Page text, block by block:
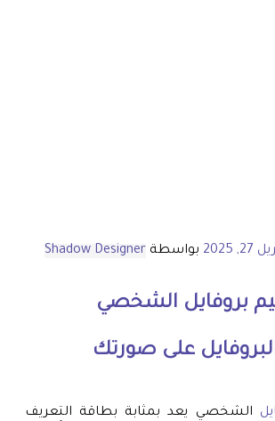
27, 2025 بواسطة Shadow Designer
بروفايل الشخصي
البروفايل على صورتك
الشخصي يعد بمثابة بطاقة التعريف